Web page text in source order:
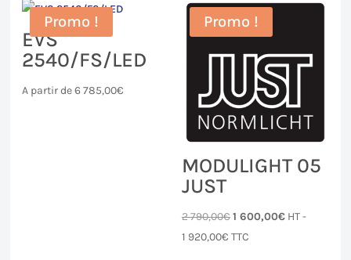
Promo !
EVS
2540/FS/LED
A partir de6 785,00€
Promo !
MODULIGHT 05
JUST
2 790,00€Le
prix
1 600,00€LeHT -
1 920,00€ TTC